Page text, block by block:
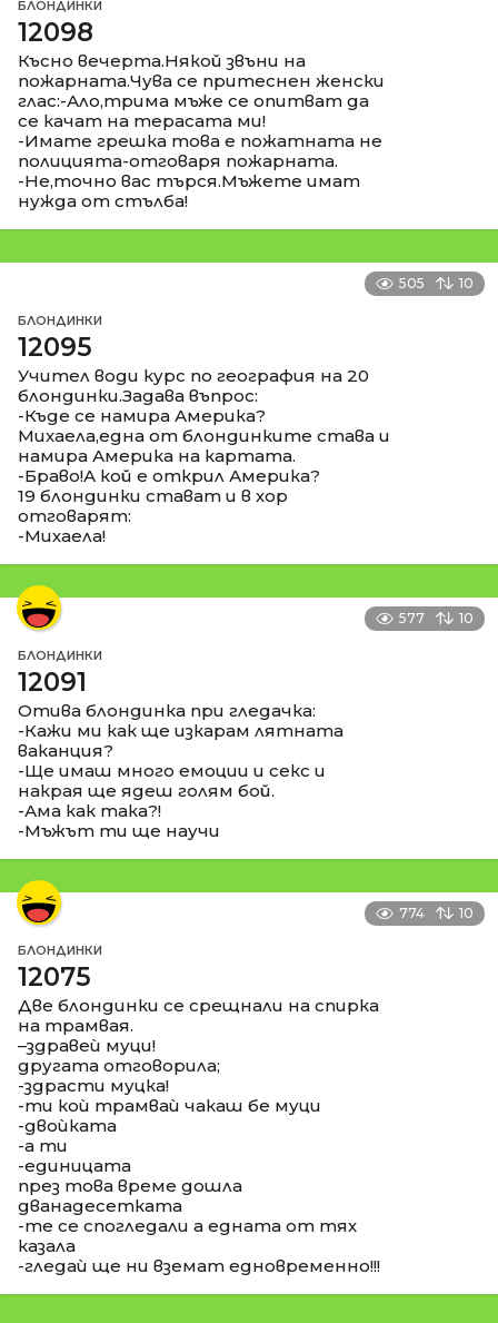
БЛОНДИНКИ
12098
Късно вечерта.Някой звъни на
пожарната.Чува се притеснен женски
глас:-Ало,трима мъже се опитват да
се качат на терасата ми!
-Имате грешка това е пожатната не
полицията-отговаря пожарната.
-Не,точно вас търся.Мъжете имат
нужда от стълба!
505 10
БЛОНДИНКИ
12095
Учител води курс по география на 20
блондинки.Задава въпрос:
-Къде се намира Америка?
Михаела,една от блондинките става и
намира Америка на картата.
-Браво!А кой е открил Америка?
19 блондинки стават и в хор
отговарят:
-Михаела!
577 10
БЛОНДИНКИ
12091
Отива блондинка при гледачка:
-Кажи ми как ще изкарам лятната
ваканция?
-Ще имаш много емоции и секс и
накрая ще ядеш голям бой.
-Ама как така?!
-Мъжът ти ще научи
774 10
БЛОНДИНКИ
12075
Две блондинки се срещнали на спирка
на трамвая.
–здравеѝ муци!
другата отговорила;
-здрасти муцка!
-ти коѝ трамваѝ чакаш бе муци
-двоѝката
-а ти
-единицата
през това време дошла
дванадесетката
-те се спогледали а едната от тях
казала
-гледаѝ ще ни вземат едновременно!!!